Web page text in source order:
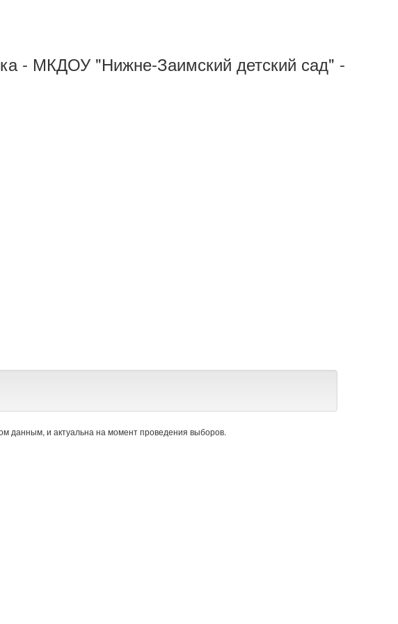
- МКДОУ "Нижне-Заимский детский сад" -
данным, и актуальна на момент проведения выборов.